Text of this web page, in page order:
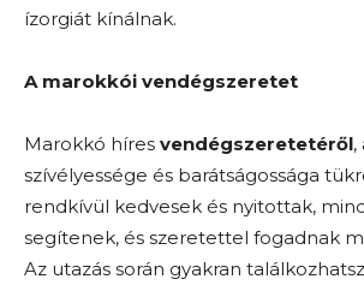
ízorgiát kínálnak.
A marokkói vendégszeretet
Marokkó híres vendégszeretetéről,
szívélyessége és barátságossága
rendkívül kedvesek és nyitottak,
segítenek, és szeretettel fogadnak
Az utazás során gyakran